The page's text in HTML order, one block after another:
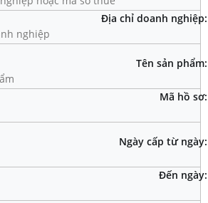
Địa chỉ doanh nghiệp:
Tên sản phẩm:
Mã hồ sơ:
Ngày cấp từ ngày:
Đến ngày: